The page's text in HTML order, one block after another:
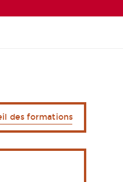
des formations